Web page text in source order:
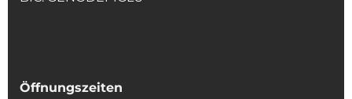
Öffnungszeiten